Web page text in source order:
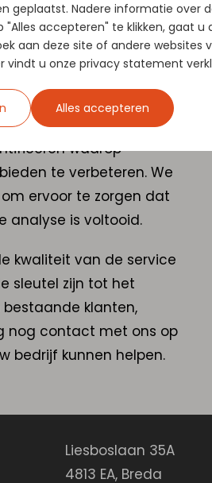
geplaatst. Nadere informatie over
"Alles accepteren" te klikken, gaat u
aan deze site of andere websites
vindt u onze privacy statement
Alles accepteren
gebruikt om de
van de eerste
met de klant, de
met daarin onze
waarop
te verbeteren. We
ervoor te zorgen dat
analyse is voltooid.
kwaliteit van de service
sleutel zijn tot het
klanten,
nog contact met ons op
bedrijf kunnen helpen.
Liesboslaan 35A
4813 EA, Breda